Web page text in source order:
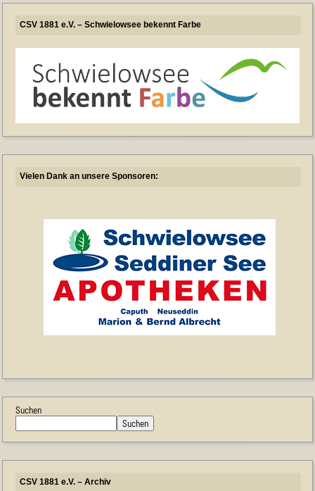
CSV 1881 e.V. – Schwielowsee bekennt Farbe
Vielen Dank an unsere Sponsoren:
Suchen
Suchen
CSV 1881 e.V. – Archiv